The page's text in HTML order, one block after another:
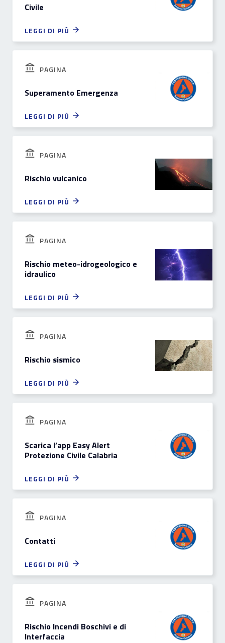
Civile
LEGGI DI PIÙ
PAGINA
Superamento Emergenza
LEGGI DI PIÙ
PAGINA
Rischio vulcanico
LEGGI DI PIÙ
PAGINA
Rischio meteo-idrogeologico e
idraulico
LEGGI DI PIÙ
PAGINA
Rischio sismico
LEGGI DI PIÙ
PAGINA
Scarica l’app Easy Alert
Protezione Civile Calabria
LEGGI DI PIÙ
PAGINA
Contatti
LEGGI DI PIÙ
PAGINA
Rischio Incendi Boschivi e di
Interfaccia